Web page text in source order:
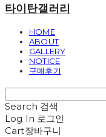
타이탄갤러리
HOME
ABOUT
GALLERY
NOTICE
구매후기
Search 검색
Log In 로그인
Cart장바구니